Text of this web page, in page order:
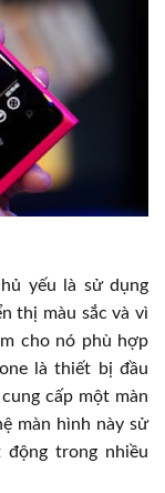
yếu là sử dụng
thị màu sắc và vì
cho nó phù hợp
là thiết bị đầu
cấp một màn
màn hình này sử
trong nhiều